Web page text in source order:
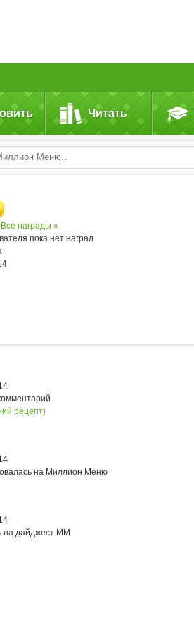
Читать
Все награды »
пока нет наград
рецепт)
на Миллион Меню
на дайджест ММ